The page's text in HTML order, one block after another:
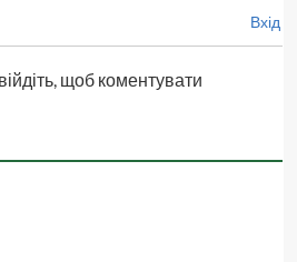
Вхід
щоб коментувати